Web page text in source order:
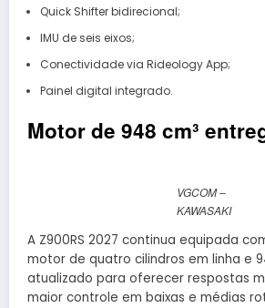
Quick Shifter bidirecional;
IMU de seis eixos;
Conectividade via Rideology App;
Painel digital integrado.
Motor de 948 cm³
VGCOM –
KAWASAKI
A Z900RS 2027 continua equipada
motor de quatro cilindros em linha e
atualizado para oferecer respostas
maior controle em baixas e médias